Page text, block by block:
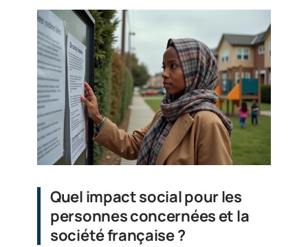
Quel impact social pour les
personnes concernées et la
société française ?